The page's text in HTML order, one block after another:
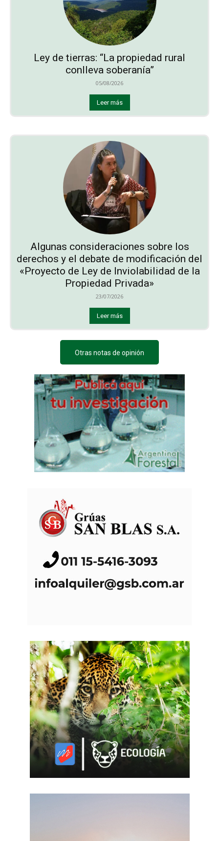
Ley de tierras: “La propiedad rural
conlleva soberanía”
05/08/2026
Leer más
Algunas consideraciones sobre los
derechos y el debate de modificación del
«Proyecto de Ley de Inviolabilidad de la
Propiedad Privada»
23/07/2026
Leer más
Otras notas de opinión